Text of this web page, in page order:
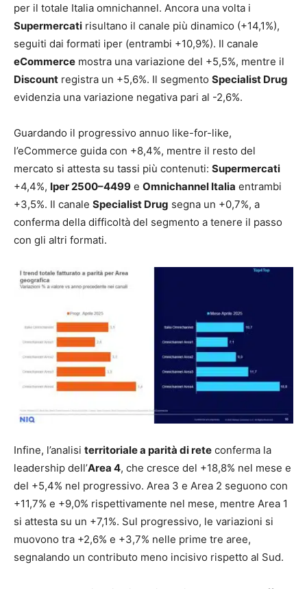
per il totale Italia omnichannel. Ancora una volta i
Supermercati risultano il canale più dinamico (+14,1%),
seguiti dai formati iper (entrambi +10,9%). Il canale
eCommerce mostra una variazione del +5,5%, mentre il
Discount registra un +5,6%. Il segmento Specialist Drug
evidenzia una variazione negativa pari al -2,6%.
Guardando il progressivo annuo like-for-like,
l’eCommerce guida con +8,4%, mentre il resto del
mercato si attesta su tassi più contenuti: Supermercati
+4,4%, Iper 2500–4499 e Omnichannel Italia entrambi
+3,5%. Il canale Specialist Drug segna un +0,7%, a
conferma della difficoltà del segmento a tenere il passo
con gli altri formati.
Infine, l’analisi territoriale a parità di rete conferma la
leadership dell’Area 4, che cresce del +18,8% nel mese e
del +5,4% nel progressivo. Area 3 e Area 2 seguono con
+11,7% e +9,0% rispettivamente nel mese, mentre Area 1
si attesta su un +7,1%. Sul progressivo, le variazioni si
muovono tra +2,6% e +3,7% nelle prime tre aree,
segnalando un contributo meno incisivo rispetto al Sud.